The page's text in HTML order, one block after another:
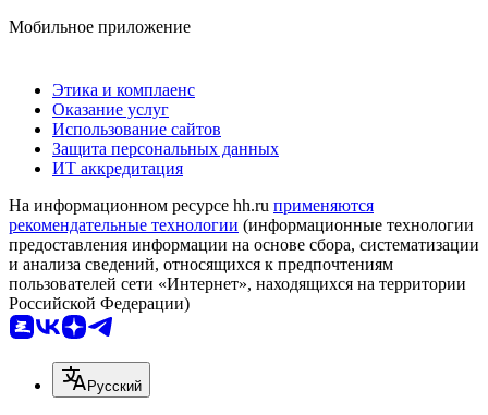
Мобильное приложение
Этика и комплаенс
Оказание услуг
Использование сайтов
Защита персональных данных
ИТ аккредитация
На информационном ресурсе hh.ru применяются
рекомендательные технологии (информационные технологии
предоставления информации на основе сбора, систематизации
и анализа сведений, относящихся к предпочтениям
пользователей сети «Интернет», находящихся на территории
Российской Федерации)
Русский